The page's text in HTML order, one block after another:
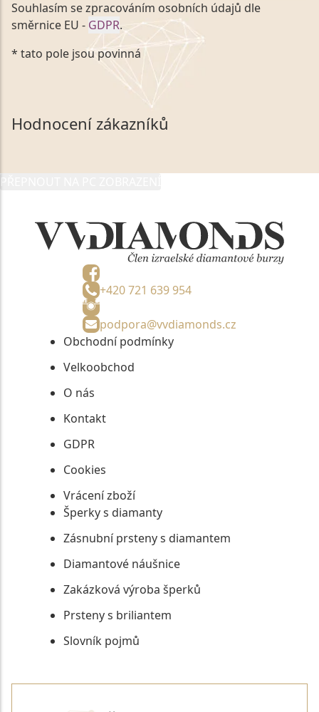
Souhlasím se zpracováním osobních údajů dle
směrnice EU - GDPR.
Kliknutím na výše uvedený odkaz, v souladu se
zákonem č. 101/2000 Sb. v platném znění výslovně
souhlasím se zpracováním a uchováním veškerých
mých osobních údajů, které poskytuji prostřednictvím
společnosti VVDiamonds s.r.o., IČO: 05892481. Tyto
údaje poskytuji společnosti VVDiamonds s.r.o., IČO:
* tato pole jsou povinná
Hodnocení zákazníků
+420 721 639 954
podpora@vvdiamonds.cz
Obchodní podmínky
Velkoobchod
O nás
Kontakt
GDPR
Cookies
Vrácení zboží
Šperky s diamanty
Zásnubní prsteny s diamantem
Diamantové náušnice
Zakázková výroba šperků
Prsteny s briliantem
Slovník pojmů